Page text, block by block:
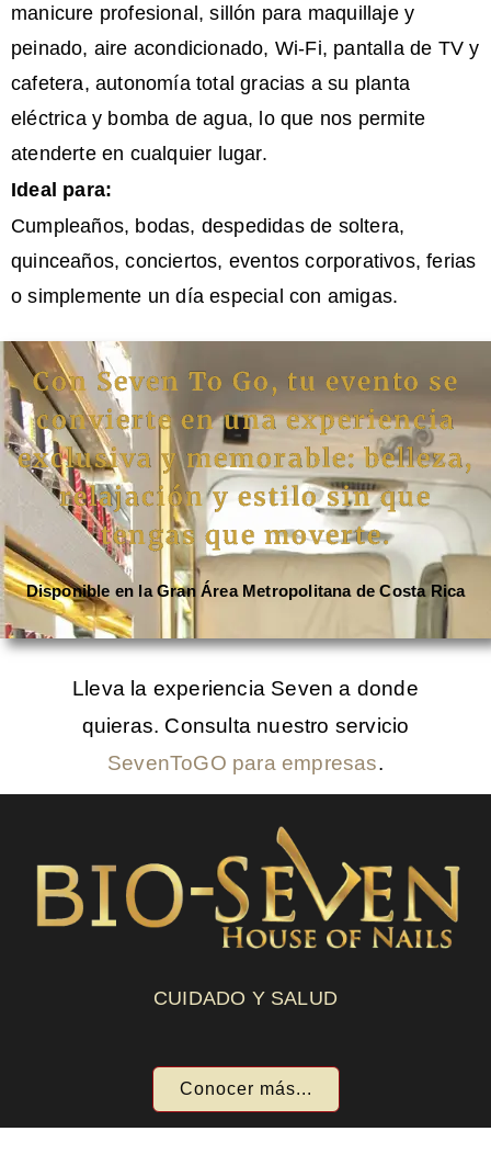
manicure profesional, sillón para maquillaje y
peinado, aire acondicionado, Wi-Fi, pantalla de TV y
cafetera, autonomía total gracias a su planta
eléctrica y bomba de agua, lo que nos permite
atenderte en cualquier lugar.
Ideal para:
Cumpleaños, bodas, despedidas de soltera,
quinceaños, conciertos, eventos corporativos, ferias
o simplemente un día especial con amigas.
Con Seven To Go, tu evento se
convierte en una experiencia
exclusiva y memorable: belleza,
relajación y estilo sin que
tengas que moverte.
Disponible en la Gran Área Metropolitana de Costa Rica
Lleva la experiencia Seven a donde
quieras. Consulta nuestro servicio
SevenToGO para empresas.
CUIDADO Y SALUD
Conocer más...